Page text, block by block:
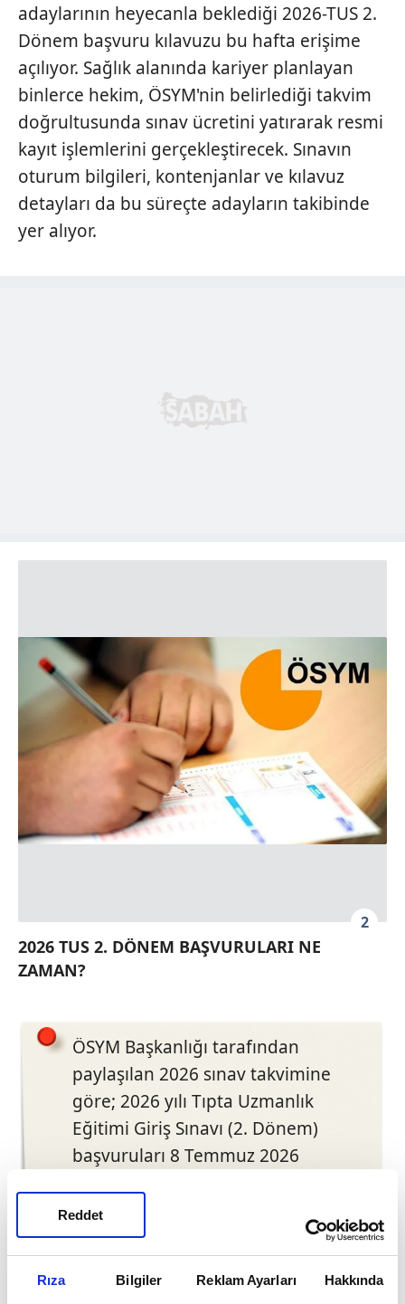
Rıza Bilgiler Reklam Ayarları Hakkında
Reddet
adaylarının heyecanla beklediği 2026-TUS 2.
Dönem başvuru kılavuzu bu hafta erişime
açılıyor. Sağlık alanında kariyer planlayan
binlerce hekim, ÖSYM'nin belirlediği takvim
doğrultusunda sınav ücretini yatırarak resmi
kayıt işlemlerini gerçekleştirecek. Sınavın
oturum bilgileri, kontenjanlar ve kılavuz
detayları da bu süreçte adayların takibinde
yer alıyor.
2
2026 TUS 2. DÖNEM BAŞVURULARI NE
ZAMAN?
ÖSYM Başkanlığı tarafından
paylaşılan 2026 sınav takvimine
göre; 2026 yılı Tıpta Uzmanlık
Eğitimi Giriş Sınavı (2. Dönem)
başvuruları 8 Temmuz 2026
alınmaya başlanacak. Adayların
sistem üzerinden müracaat
yapabileceği son gün ise 16
Temmuz 2026 gecesi saat 23.59